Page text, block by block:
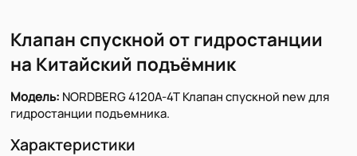
Клапан спускной от гидростанции
на Китайский подъёмник
Модель: NORDBERG 4120A-4T Клапан спускной new для
гидростанции подъемника.
Характеристики